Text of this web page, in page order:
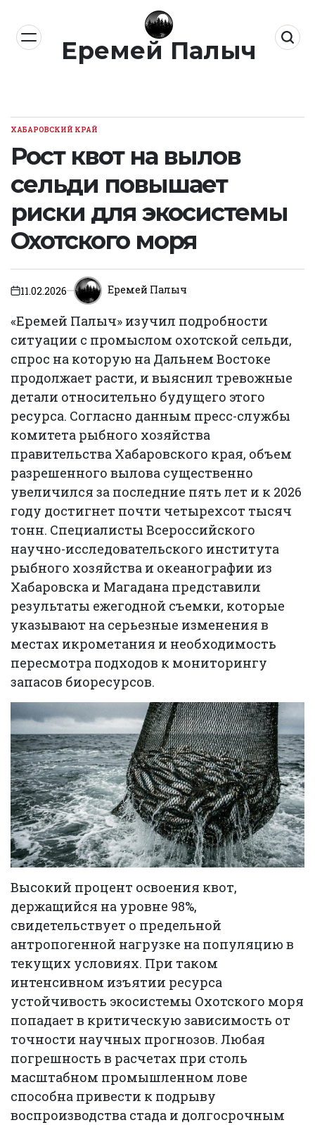
содержимомуЕремей Палыч
ОПУБЛИКОВАНО
ХАБАРОВСКИЙ КРАЙ
Рост квот на вылов
сельди повышает
риски для экосистемы
Охотского моря
on11.02.2026 Еремей Палыч
«Еремей Палыч» изучил подробности
ситуации с промыслом охотской сельди,
спрос на которую на Дальнем Востоке
продолжает расти, и выяснил тревожные
детали относительно будущего этого
ресурса. Согласно данным пресс-службы
комитета рыбного хозяйства
правительства Хабаровского края, объем
разрешенного вылова существенно
увеличился за последние пять лет и к 2026
году достигнет почти четырехсот тысяч
тонн. Специалисты Всероссийского
научно-исследовательского института
рыбного хозяйства и океанографии из
Хабаровска и Магадана представили
результаты ежегодной съемки, которые
указывают на серьезные изменения в
местах икрометания и необходимость
пересмотра подходов к мониторингу
запасов биоресурсов.
Высокий процент освоения квот,
держащийся на уровне 98%,
свидетельствует о предельной
антропогенной нагрузке на популяцию в
текущих условиях. При таком
интенсивном изъятии ресурса
устойчивость экосистемы Охотского моря
попадает в критическую зависимость от
точности научных прогнозов. Любая
погрешность в расчетах при столь
масштабном промышленном лове
способна привести к подрыву
воспроизводства стада и долгосрочным